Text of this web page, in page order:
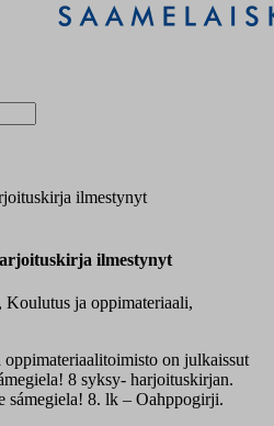
ilmestynyt
ilmestynyt
Koulutus ja oppimateriaali,
oppimateriaalitoimisto on julkaissut
8 syksy- harjoituskirjan.
8. lk – Oahppogirji.